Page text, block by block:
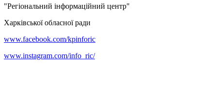
"Регіональний інформаційний центр"
Харківської обласної ради
www.facebook.com/kpinforic
www.instagram.com/info_ric/